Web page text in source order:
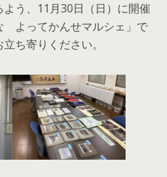
う、11月30日（日）に開催
よってかんせマルシェ」で
ち寄りください。